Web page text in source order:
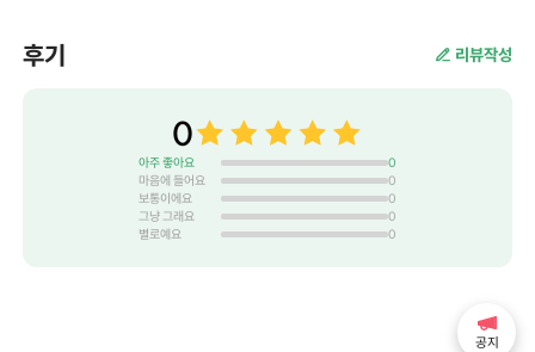
후기 리뷰작성
0
아주 좋아요
0
마음에 들어요
0
보통이에요
0
그냥 그래요
0
별로예요
0
공지